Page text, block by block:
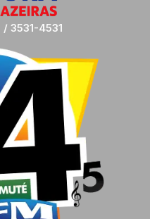
3531-4531